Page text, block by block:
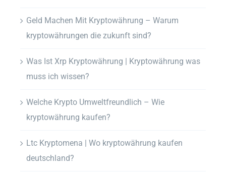
Geld Machen Mit Kryptowährung – Warum
kryptowährungen die zukunft sind?
Was Ist Xrp Kryptowährung | Kryptowährung was
muss ich wissen?
Welche Krypto Umweltfreundlich – Wie
kryptowährung kaufen?
Ltc Kryptomena | Wo kryptowährung kaufen
deutschland?